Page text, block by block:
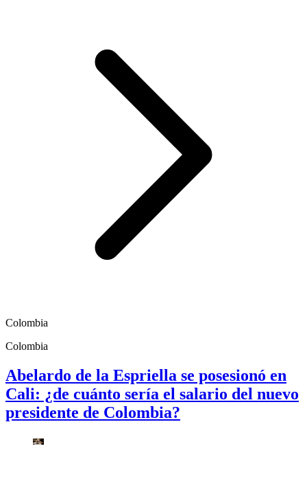
Colombia
Colombia
Abelardo de la Espriella se posesionó en
Cali: ¿de cuánto sería el salario del nuevo
presidente de Colombia?